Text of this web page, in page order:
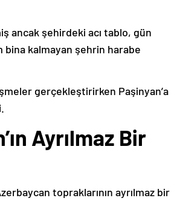
ancak şehirdeki acı tablo, gün
bina kalmayan şehrin harabe
gerçekleştirirken Paşinyan’a
Ayrılmaz Bir
topraklarının ayrılmaz bir